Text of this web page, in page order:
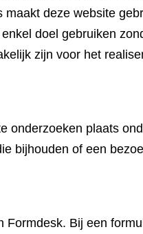
deze website
doel gebruiken
zijn voor het
onderzoeken plaats
bijhouden of een
Formdesk. Bij een